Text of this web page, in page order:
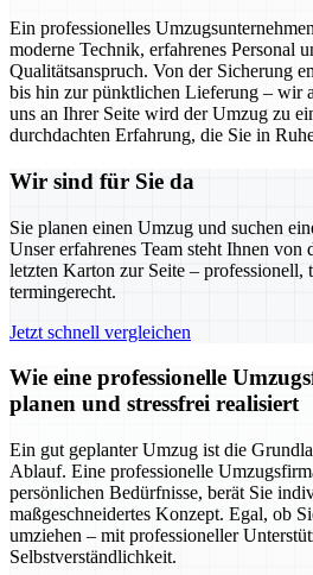
Ein professionelles
moderne Technik, erfahrenes Personal
Qualitätsanspruch. Von der Sicherung
bis hin zur pünktlichen Lieferung – wir
uns an Ihrer Seite wird der Umzug zu
durchdachten Erfahrung, die Sie in
Wir sind für Sie da
Sie planen einen Umzug und suchen
Unser erfahrenes Team steht Ihnen von
letzten Karton zur Seite – professionell,
termingerecht.
Jetzt schnell vergleichen
Wie eine professionelle
planen und stressfrei realisiert
Ein gut geplanter Umzug ist die
Ablauf. Eine professionelle
persönlichen Bedürfnisse, berät Sie
maßgeschneidertes Konzept. Egal, ob
umziehen – mit professioneller
Selbstverständlichkeit.